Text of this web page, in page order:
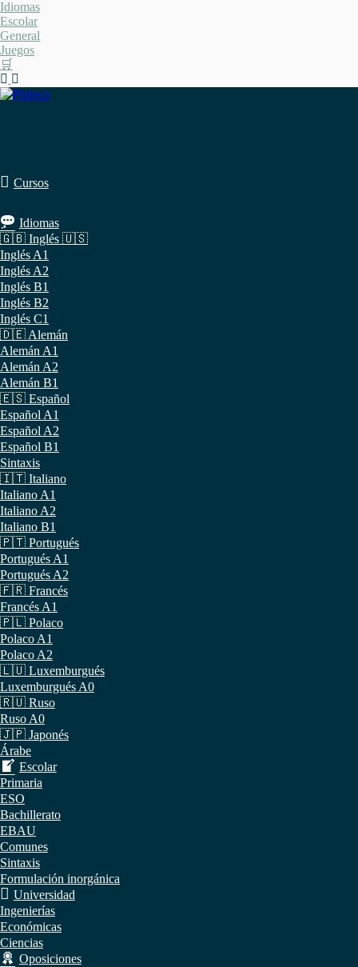
Saltar
al
contenido
Idiomas
Escolar
General
Juegos
🛒
Cursos
Idiomas
🇬🇧 Inglés 🇺🇸
Inglés A1
Inglés A2
Inglés B1
Inglés B2
Inglés C1
🇩🇪 Alemán
Alemán A1
Alemán A2
Alemán B1
🇪🇸 Español
Español A1
Español A2
Español B1
Sintaxis
🇮🇹 Italiano
Italiano A1
Italiano A2
Italiano B1
🇵🇹 Portugués
Portugués A1
Portugués A2
🇫🇷 Francés
Francés A1
🇵🇱 Polaco
Polaco A1
Polaco A2
🇱🇺 Luxemburgués
Luxemburgués A0
🇷🇺 Ruso
Ruso A0
🇯🇵 Japonés
Árabe
Escolar
Primaria
ESO
Bachillerato
EBAU
Comunes
Sintaxis
Formulación inorgánica
Universidad
Ingenierías
Económicas
Ciencias
Oposiciones